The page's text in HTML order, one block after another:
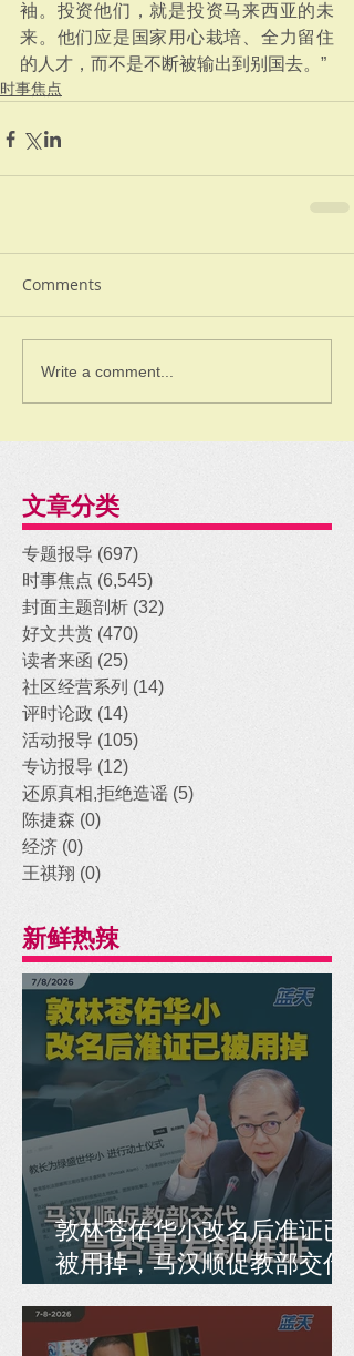
袖。投资他们，就是投资马来西亚的未
来。他们应是国家用心栽培、全力留住
的人才，而不是不断被输出到别国去。”
时事焦点
Comments
Write a comment...
文章分类
专题报导 (697)
时事焦点 (6,545)
封面主题剖析 (32)
好文共赏 (470)
读者来函 (25)
社区经营系列 (14)
评时论政 (14)
活动报导 (105)
专访报导 (12)
还原真相,拒绝造谣 (5)
陈捷森 (0)
经济 (0)
王祺翔 (0)
新鲜热辣
敦林苍佑华小改名后准证已
被用掉，马汉顺促教部交代